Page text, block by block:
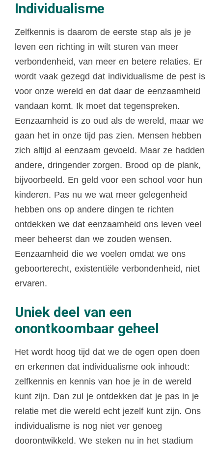
Individualisme
Zelfkennis is daarom de eerste stap als je je
leven een richting in wilt sturen van meer
verbondenheid, van meer en betere relaties. Er
wordt vaak gezegd dat individualisme de pest is
voor onze wereld en dat daar de eenzaamheid
vandaan komt. Ik moet dat tegenspreken.
Eenzaamheid is zo oud als de wereld, maar we
gaan het in onze tijd pas zien. Mensen hebben
zich altijd al eenzaam gevoeld. Maar ze hadden
andere, dringender zorgen. Brood op de plank,
bijvoorbeeld. En geld voor een school voor hun
kinderen. Pas nu we wat meer gelegenheid
hebben ons op andere dingen te richten
ontdekken we dat eenzaamheid ons leven veel
meer beheerst dan we zouden wensen.
Eenzaamheid die we voelen omdat we ons
geboorterecht, existentiële verbondenheid, niet
ervaren.
Uniek deel van een
onontkoombaar geheel
Het wordt hoog tijd dat we de ogen open doen
en erkennen dat individualisme ook inhoudt:
zelfkennis en kennis van hoe je in de wereld
kunt zijn. Dan zul je ontdekken dat je pas in je
relatie met die wereld echt jezelf kunt zijn. Ons
individualisme is nog niet ver genoeg
doorontwikkeld. We steken nu in het stadium